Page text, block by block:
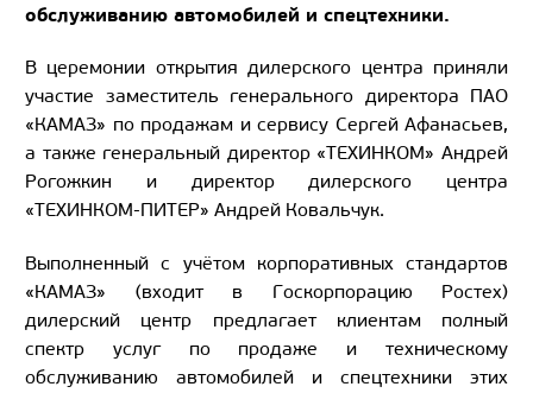
обслуживанию автомобилей и спецтехники.
В церемонии открытия дилерского центра приняли
участие заместитель генерального директора ПАО
«КАМАЗ» по продажам и сервису Сергей Афанасьев,
а также генеральный директор «ТЕХИНКОМ» Андрей
Рогожкин и директор дилерского центра
«ТЕХИНКОМ-ПИТЕР» Андрей Ковальчук.
Выполненный с учётом корпоративных стандартов
«КАМАЗ» (входит в Госкорпорацию Ростех)
дилерский центр предлагает клиентам полный
спектр услуг по продаже и техническому
обслуживанию автомобилей и спецтехники этих